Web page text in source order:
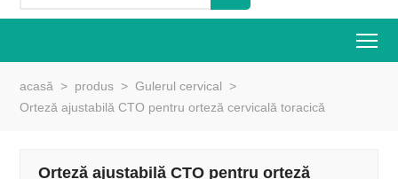
acasă > produs > Gulerul cervical >
Orteză ajustabilă CTO pentru orteză cervicală toracică
Orteză ajustabilă CTO pentru orteză